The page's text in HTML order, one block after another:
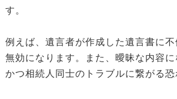
す。
例えば、遺言者が作成した遺言書に不
無効になります。また、曖昧な内容
かつ相続人同士のトラブルに繋がる恐